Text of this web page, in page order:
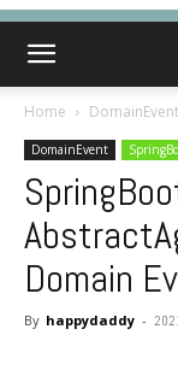
Home DomainEvent
DomainEvent
Domain
By happydaddy -